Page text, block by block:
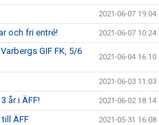
2021-06-07 19:04
och fri entré! 2021-06-07 10:24
GIF FK, 5/6
2021-06-04 16:10
2021-06-03 11:03
år i ÄFF! 2021-06-02 18:14
ÄFF 2021-05-31 16:08